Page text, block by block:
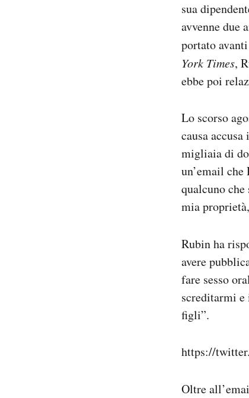
sua
avvenne due
portato
York Times,
ebbe poi
Lo scorso
causa
migliaia di
un’email
qualcuno
mia
Rubin ha
avere
fare sesso
screditarmi
figli”.
https://
Oltre